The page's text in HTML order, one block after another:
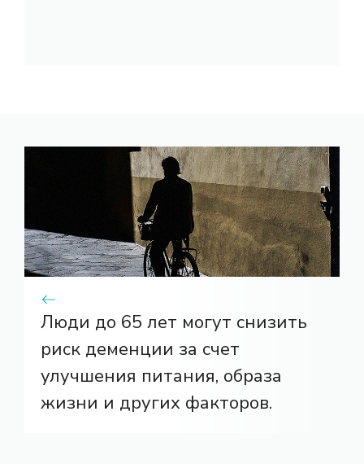
Люди до 65 лет могут снизить
риск деменции за счет
улучшения питания, образа
жизни и других факторов.